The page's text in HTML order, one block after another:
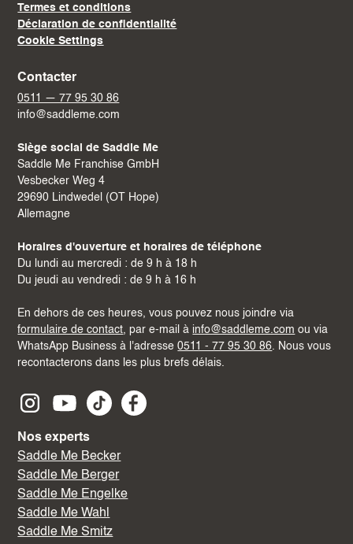
Termes et conditions
Déclaration de confidentialité
Cookie Settings
Contacter
0511 — 77 95 30 86
info@saddleme.com
Siège social de Saddle Me
Saddle Me Franchise GmbH
Vesbecker Weg 4
29690 Lindwedel (OT Hope)
Allemagne
Horaires d'ouverture et horaires de téléphone
Du lundi au mercredi : de 9 h à 18 h
Du jeudi au vendredi : de 9 h à 16 h
En dehors de ces heures, vous pouvez nous joindre via
formulaire de contact, par e-mail à info@saddleme.com ou via
WhatsApp Business à l'adresse0511 - 77 95 30 86. Nous vous
recontacterons dans les plus brefs délais.
Nos experts
Saddle Me Becker
Saddle Me Berger
Saddle Me Engelke
Saddle Me Wahl
Saddle Me Smitz